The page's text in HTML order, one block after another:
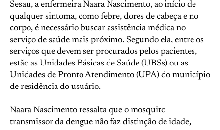
Sesau, a enfermeira Naara Nascimento, ao início de
qualquer sintoma, como febre, dores de cabeça e no
corpo, é necessário buscar assistência médica no
serviço de saúde mais próximo. Segundo ela, entre os
serviços que devem ser procurados pelos pacientes,
estão as Unidades Básicas de Saúde (UBSs) ou as
Unidades de Pronto Atendimento (UPA) do município
de residência do usuário.
Naara Nascimento ressalta que o mosquito
transmissor da dengue não faz distinção de idade,